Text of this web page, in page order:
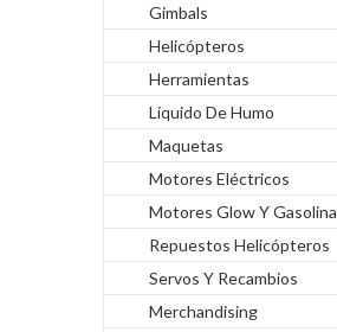
Gimbals
Helicópteros
Herramientas
Líquido De Humo
Maquetas
Motores Eléctricos
Motores Glow Y Gasolina
Repuestos Helicópteros
Servos Y Recambios
Merchandising